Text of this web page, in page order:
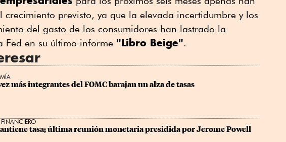
previsto, ya que la elevada ⁠incertidumbre y los
del gasto de los consumidores han lastrado la
Fed en su último informe "Libro Beige".
más integrantes del FOMC barajan un alza de tasas
FINANCIERO
tasa; última reunión monetaria presidida por Jerome Powell